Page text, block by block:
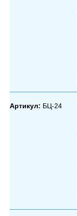
Артикул: БЦ-24